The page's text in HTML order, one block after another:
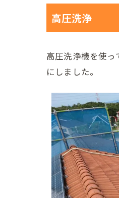
高圧洗浄
高圧洗浄機を使
にしました。